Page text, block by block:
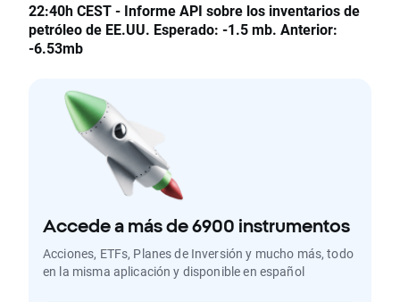
22:40h CEST - Informe API sobre los inventarios de
petróleo de EE.UU. Esperado: -1.5 mb. Anterior:
-6.53mb
Accede a más de 6900 instrumentos
Acciones, ETFs, Planes de Inversión y mucho más, todo
en la misma aplicación y disponible en español